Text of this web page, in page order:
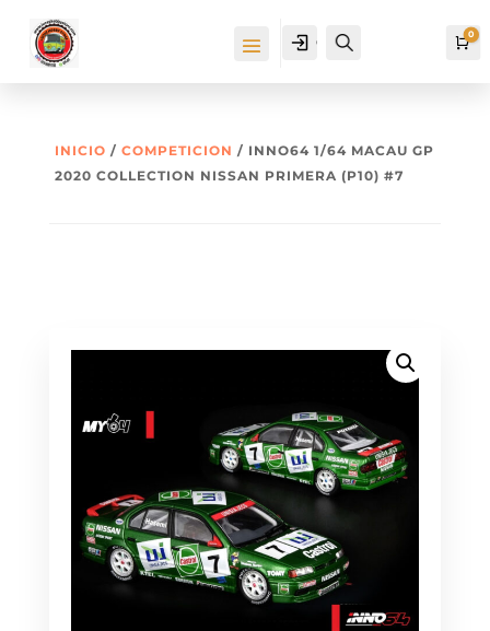
Cuenta 0
INICIO / COMPETICION / INNO64 1/64 MACAU GP
2020 COLLECTION NISSAN PRIMERA (P10) #7